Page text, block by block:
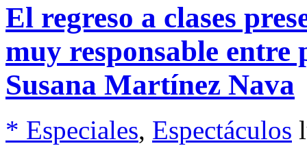
El regreso a clases
muy responsable entre
Susana Martínez Nava
* Especiales, Espectáculos